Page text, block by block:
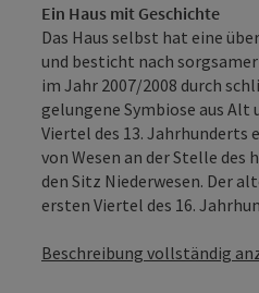
Ein Haus mit Geschichte
Das Haus selbst hat eine
und besticht nach
im Jahr 2007/2008 durch
gelungene Symbiose aus Alt
Viertel des 13. Jahrhunderts
von Wesen an der Stelle
den Sitz Niederwesen. Der
ersten Viertel des 16.
Beschreibung vollständig